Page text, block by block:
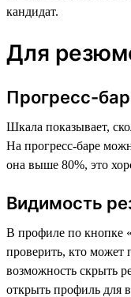
кандидат.
Для
Прогресс-
Шкала показывает,
На прогресс-баре
она выше 80%, это
Видимость
В профиле по кнопке
проверить, кто может
возможность скрыть
открыть профиль для